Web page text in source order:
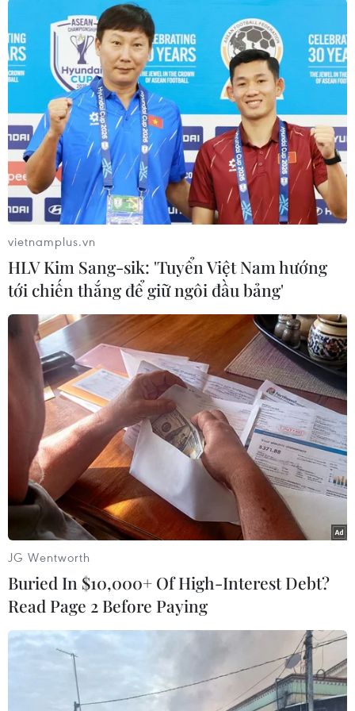
Nhật Bản đã nhiễm COVID-19, trong đó có 634
người trên du thuyền Diamond Princess và 14 công
dân Nhật Bản trở về từ Vũ Hán.
(Vietnam+)
#Nhật Bản #COVID-19 #Tử vong #Diamond Princess #Công dân Nhật Bản
Nhật Bản
Facebook Twitter Lưu bài viết
Theo dõi VietnamPlus
Tin liên quan
cấp ngày 22/2
22/02/2020 22:46
Tính đến 21 giờ ngày 22/2, tổng số ca tử vong trên toàn cầu vì dịch viêm
đường hô hấp cấp COVID-19 là 2.363 người và tổng số ca nhiễm là 77.932.
Nhật Bản: 23 khách rời tàu Diamond Princess không
vietnamplus.vn
HLV Kim Sang-sik: 'Tuyển Việt Nam hướng
tới chiến thắng để giữ ngôi đầu bảng'
JG Wentworth
Buried In $10,000+ Of High-Interest Debt?
Read Page 2 Before Paying